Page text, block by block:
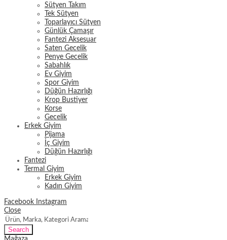
Sütyen Takım
Tek Sütyen
Toparlayıcı Sütyen
Günlük Çamaşır
Fantezi Aksesuar
Saten Gecelik
Penye Gecelik
Sabahlık
Ev Giyim
Spor Giyim
Düğün Hazırlığı
Krop Bustiyer
Korse
Gecelik
Erkek Giyim
Pijama
İç Giyim
Düğün Hazırlığı
Fantezi
Termal Giyim
Erkek Giyim
Kadın Giyim
Facebook
Instagram
Close
Search